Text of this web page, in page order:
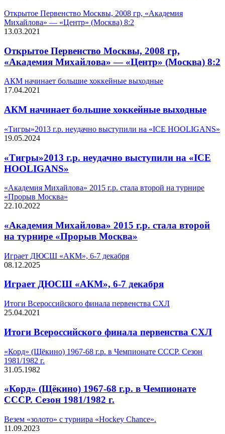
Открытое Первенство Москвы, 2008 гр, «Академия
Михайлова» — «Центр» (Москва) 8:2
13.03.2021
Открытое Первенство Москвы, 2008 гр,
«Академия Михайлова» — «Центр» (Москва) 8:2
АКМ начинает большие хоккейные выходные
17.04.2021
АКМ начинает большие хоккейные выходные
«Тигры»2013 г.р. неудачно выступили на «ICE HOOLIGANS»
19.05.2024
«Тигры»2013 г.р. неудачно выступили на «ICE
HOOLIGANS»
«Академия Михайлова» 2015 г.р. стала второй на турнире
«Прорыв Москва»
22.10.2022
«Академия Михайлова» 2015 г.р. стала второй
на турнире «Прорыв Москва»
Играет ДЮСШ «АКМ», 6-7 декабря
08.12.2025
Играет ДЮСШ «АКМ», 6-7 декабря
Итоги Всероссийского финала первенства СХЛ
25.04.2021
Итоги Всероссийского финала первенства СХЛ
«Корд» (Щёкино) 1967-68 г.р. в Чемпионате СССР. Сезон
1981/1982 г.
31.05.1982
«Корд» (Щёкино) 1967-68 г.р. в Чемпионате
СССР. Сезон 1981/1982 г.
Везем «золото» с турнира «Hockey Chance».
11.09.2023